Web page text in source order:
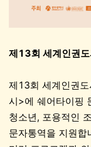
제13회 세계인권
제13회 세계인권
시>에 쉐어타이핑
청소년, 포용적인
문자통역을 지원합